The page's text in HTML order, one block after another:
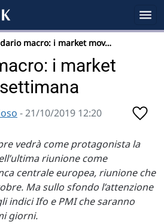
macro: i market mov…
i market
- 21/10/2019 12:20
vedrà come protagonista la
riunione come
centrale europea, riunione che
Ma sullo sfondo l’attenzione
indici Ifo e PMI che saranno
giorni.